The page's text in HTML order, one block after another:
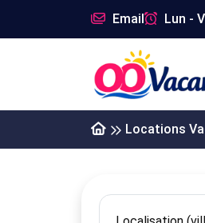
Email Lun -
Locations